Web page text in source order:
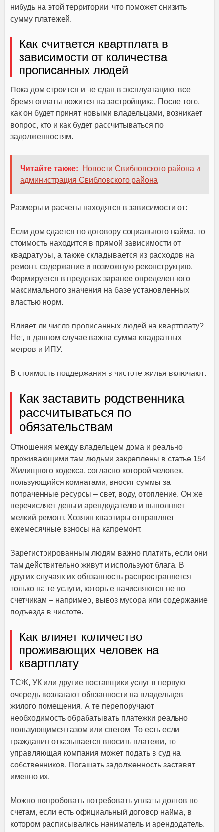
нибудь на этой территории, что поможет снизить
сумму платежей.
Как считается квартплата в
зависимости от количества
прописанных людей
Пока дом строится и не сдан в эксплуатацию, все
бремя оплаты ложится на застройщика. После того,
как он будет принят новыми владельцами, возникает
вопрос, кто и как будет рассчитываться по
задолженностям.
Читайте также:
Новости Свибловского района и
администрация Свибловского района
Размеры и расчеты находятся в зависимости от:
Если дом сдается по договору социального найма, то
стоимость находится в прямой зависимости от
квадратуры, а также складывается из расходов на
ремонт, содержание и возможную реконструкцию.
Формируется в пределах заранее определенного
максимального значения на базе установленных
властью норм.
Влияет ли число прописанных людей на квартплату?
Нет, в данном случае важна сумма квадратных
метров и ИПУ.
В стоимость поддержания в чистоте жилья включают:
Как заставить родственника
рассчитываться по
обязательствам
Отношения между владельцем дома и реально
проживающими там людьми закреплены в статье 154
Жилищного кодекса, согласно которой человек,
пользующийся комнатами, вносит суммы за
потраченные ресурсы – свет, воду, отопление. Он же
перечисляет деньги арендодателю и выполняет
мелкий ремонт. Хозяин квартиры отправляет
ежемесячные взносы на капремонт.
Зарегистрированным людям важно платить, если они
там действительно живут и используют блага. В
других случаях их обязанность распространяется
только на те услуги, которые начисляются не по
счетчикам – например, вывоз мусора или содержание
подъезда в чистоте.
Как влияет количество
проживающих человек на
квартплату
ТСЖ, УК или другие поставщики услуг в первую
очередь возлагают обязанности на владельцев
жилого помещения. А те перепоручают
необходимость обрабатывать платежки реально
пользующимся газом или светом. То есть если
гражданин отказывается вносить платежи, то
управляющая компания может подать в суд на
собственников. Погашать задолженность заставят
именно их.
Можно попробовать потребовать уплаты долгов по
счетам, если есть официальный договор найма, в
котором расписывались наниматель и арендодатель.